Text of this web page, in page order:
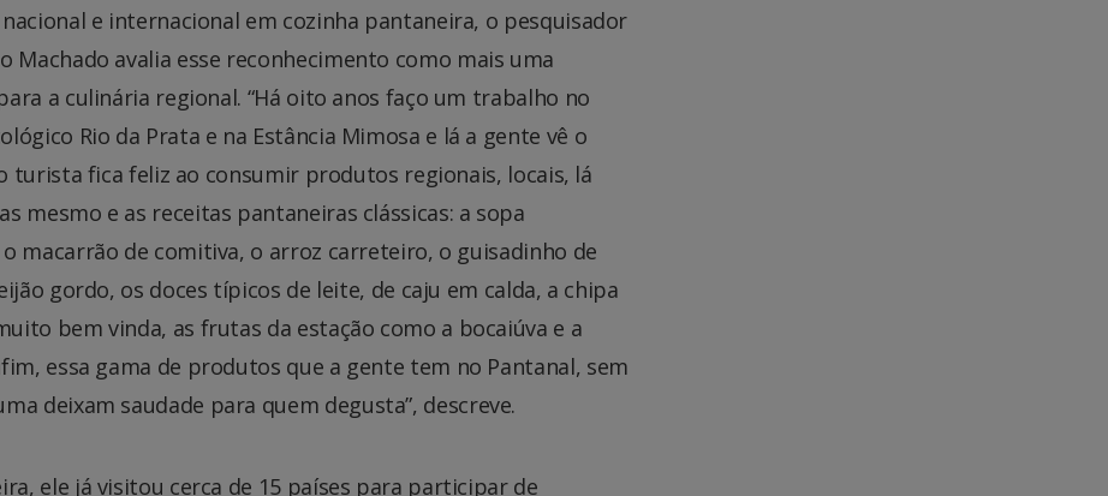
nacional e internacional em cozinha pantaneira, o pesquisador
Machado avalia esse reconhecimento como mais uma
a culinária regional. “Há oito anos faço um trabalho no
Rio da Prata e na Estância Mimosa e lá a gente vê o
turista fica feliz ao consumir produtos regionais, locais, lá
mesmo e as receitas pantaneiras clássicas: a sopa
macarrão de comitiva, o arroz carreteiro, o guisadinho de
gordo, os doces típicos de leite, de caju em calda, a chipa
bem vinda, as frutas da estação como a bocaiúva e a
essa gama de produtos que a gente tem no Pantanal, sem
deixam saudade para quem degusta”, descreve.
ele já visitou cerca de 15 países para participar de